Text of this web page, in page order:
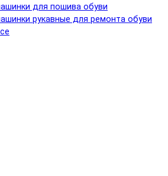
для пошива обуви
рукавные для ремонта обуви